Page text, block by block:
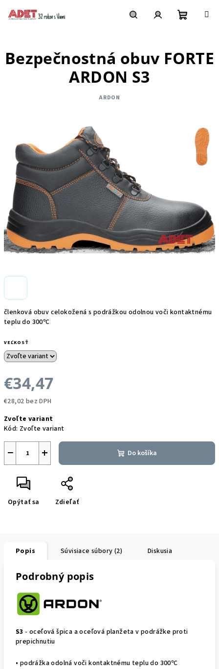
košík
členková obuv celokožená s podrážkou odolnou voči kontaktnému
teplu do 300ºC
VEĽKOSŤ
€34,47
€28,02 bez DPH
cena:
Zvoľte variant
Kód: Zvoľte variant
+
− Do košíka
Opýtať sa Zdieľať
Bezpečnostná obuv FORTE
ARDON S3
ARDON
Popis Súvisiace súbory (2) Diskusia
Podrobný popis
S3 - oceľová špica a oceľová planžeta v podrážke proti
prepichnutiu
• podrážka odolná voči kontaktnému teplu do 300ºC